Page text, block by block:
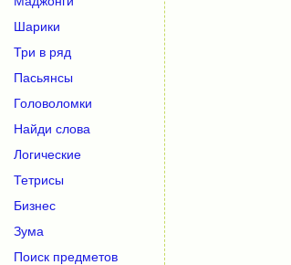
Шарики
Три в ряд
Пасьянсы
Головоломки
Найди слова
Логические
Тетрисы
Бизнес
Зума
Поиск предметов